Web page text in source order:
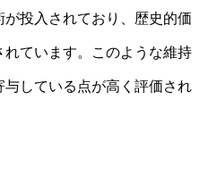
投入されており、歴史的価
ています。このような維持
している点が高く評価され